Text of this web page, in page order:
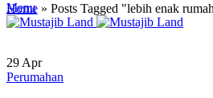
Menu
Home » Posts Tagged "lebih enak
29 Apr
Perumahan